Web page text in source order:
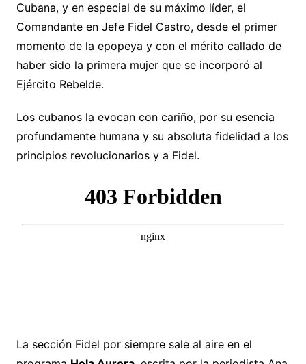
Cubana, y en especial de su máximo líder, el
Comandante en Jefe Fidel Castro, desde el primer
momento de la epopeya y con el mérito callado de
haber sido la primera mujer que se incorporó al
Ejército Rebelde.
Los cubanos la evocan con cariño, por su esencia
profundamente humana y su absoluta fidelidad a los
principios revolucionarios y a Fidel.
La sección Fidel por siempre sale al aire en el